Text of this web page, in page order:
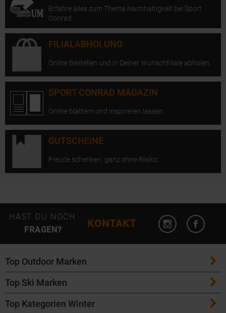
Erfahre alles zum Thema Nachhaltigkeit bei Sport
Conrad.
FILIALABHOLUNG
Online Bestellen und in Deiner Wunschfiliale abholen.
SPORT CONRAD MAGAZIN
Online blättern und inspirieren lassen.
GUTSCHEINE
Freude schenken, ganz ohne Risiko.
HAST DU NOCH
FRAGEN?
KONTAKT
Instagram
Top Outdoor Marken
Patagonia
Maloja
Top Ski Marken
ATK Bindungen
Top Kategorien Winter